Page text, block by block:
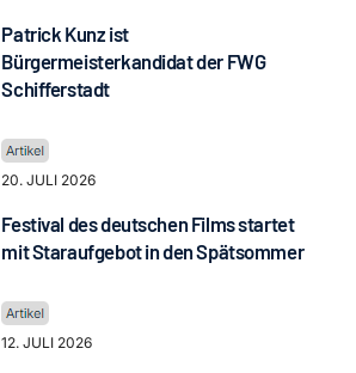
Patrick Kunz ist
Bürgermeisterkandidat der FWG
Schifferstadt
20. JULI 2026
Festival des deutschen Films startet
mit Staraufgebot in den Spätsommer
12. JULI 2026